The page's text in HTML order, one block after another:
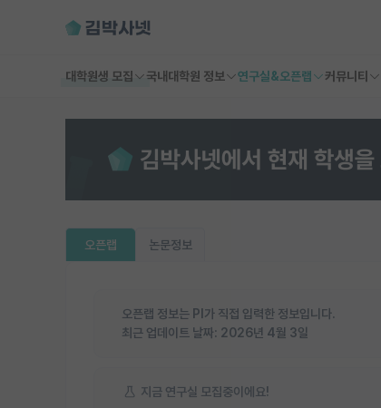
대학원생 모집 국내대학원 정보 연구실&오픈랩 커뮤니티
오픈랩 논문정보
오픈랩 정보는 PI가 직접 입력한 정보입니다.
최근 업데이트 날짜: 2026년 4월 3일
지금 연구실 모집중이에요!